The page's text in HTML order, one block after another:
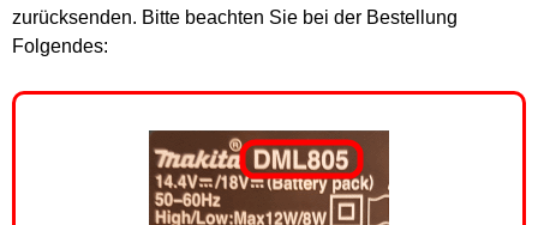
zurücksenden. Bitte beachten Sie bei der Bestellung
Folgendes: